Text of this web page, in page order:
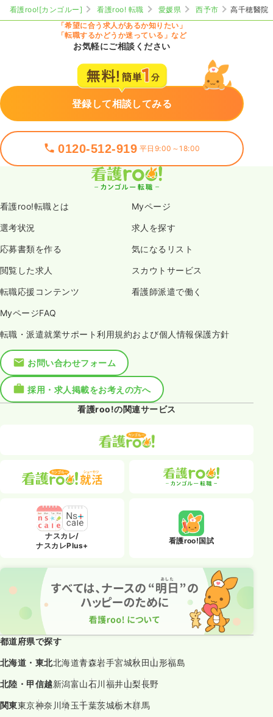
看護roo![カンゴルー] 看護roo! 転職 愛媛県 西予市
高千穂醫院
「希望に合う求人があるか知りたい」
「転職するかどうか迷っている」など
お気軽にご相談ください
登録して相談してみる
0120-512-919 平日9:00～18:00
看護roo!転職とは Myページ
選考状況 求人を探す
応募書類を作る 気になるリスト
閲覧した求人 スカウトサービス
転職応援コンテンツ 看護師派遣で働く
MyページFAQ
転職・派遣就業サポート利用規約および個人情報保護方針
お問い合わせフォーム
採用・求人掲載をお考えの方へ
看護roo!の関連サービス
ナスカレ/
ナスカレPlus+
看護roo!国試
都道府県で探す
北海道・東北北海道青森岩手宮城秋田山形福島
北陸・甲信越新潟富山石川福井山梨長野
関東東京神奈川埼玉千葉茨城栃木群馬